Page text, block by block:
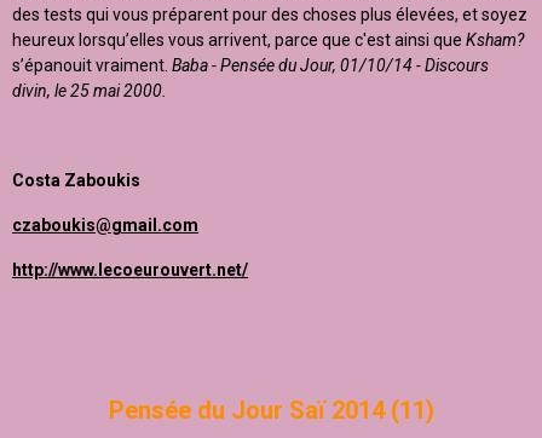
des tests qui vous préparent pour des choses plus élevées, et soyez
heureux lorsqu’elles vous arrivent, parce que c'est ainsi que Ksham?
s’épanouit vraiment. Baba - Pensée du Jour, 01/10/14 - Discours
divin, le 25 mai 2000.
Costa Zaboukis
czaboukis@gmail.com
http://www.lecoeurouvert.net/
Pensée du Jour Saï 2014 (11)